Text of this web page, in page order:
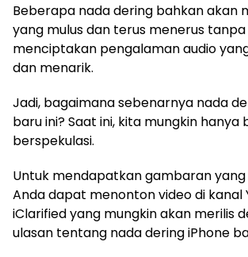
Beberapa nada dering bahkan akan
yang mulus dan terus menerus
menciptakan pengalaman audio
dan menarik.
Jadi, bagaimana sebenarnya nada
baru ini? Saat ini, kita mungkin hanya
berspekulasi.
Untuk mendapatkan gambaran yang
Anda dapat menonton video di kanal
iClarified yang mungkin akan merilis
ulasan tentang nada dering iPhone